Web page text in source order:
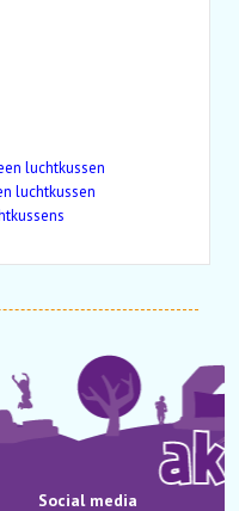
luchtkussen
luchtkussen
Social media